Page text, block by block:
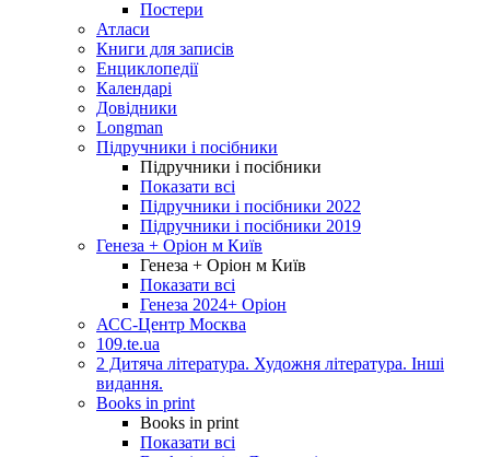
Постери
Атласи
Книги для записів
Енциклопедії
Календарі
Довідники
Longman
Підручники і посібники
Підручники і посібники
Показати всі
Підручники і посібники 2022
Підручники і посібники 2019
Генеза + Оріон м Київ
Генеза + Оріон м Київ
Показати всі
Генеза 2024+ Оріон
АСС-Центр Москва
109.te.ua
2 Дитяча література. Художня література. Інші
видання.
Books in print
Books in print
Показати всі